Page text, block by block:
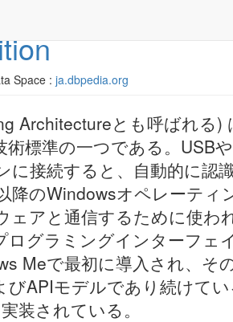
Space : ja.dbpedia.org
Architectureとも呼ばれる)
標準の一つである。USB
接続すると、自動的に認
のWindowsオペレーティ
アと通信するために使わ
グラミングインターフェ
Meで最初に導入され、そ
APIモデルであり続けてい
装されている。